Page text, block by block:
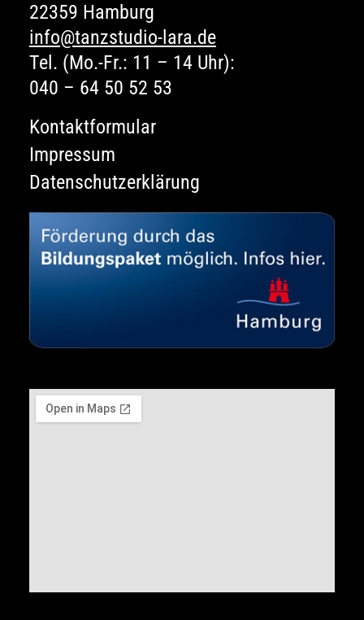
22359 Hamburg
info@tanzstudio-lara.de
Tel. (Mo.-Fr.: 11 – 14 Uhr):
040 – 64 50 52 53
Kontaktformular
Impressum
Datenschutzerklärung